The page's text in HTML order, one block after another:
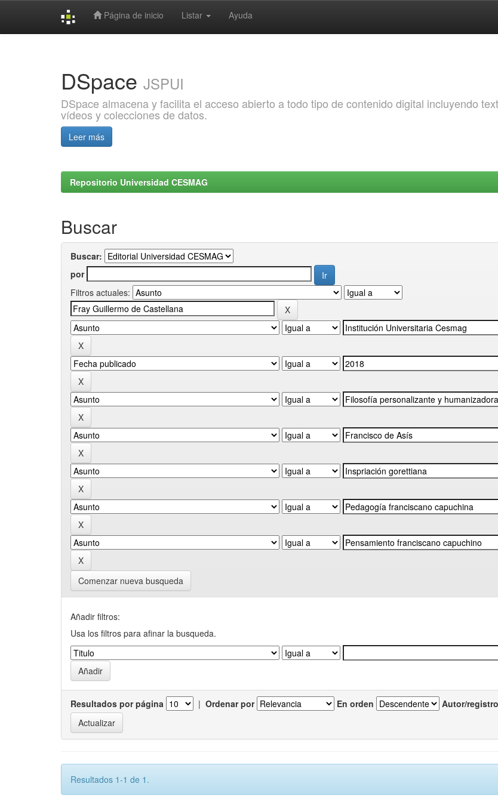
Página de inicio Listar Ayuda
DSpace JSPUI
DSpace almacena y facilita el acceso abierto a todo tipo de contenido digital incluyendo
vídeos y colecciones de datos.
Leer más
Repositorio Universidad CESMAG
Buscar
Buscar:
por
Filtros actuales:
Comenzar nueva busqueda
Añadir filtros:
Usa los filtros para afinar la busqueda.
Resultados por página | Ordenar por En orden Autor/registro
Resultados 1-1 de 1.